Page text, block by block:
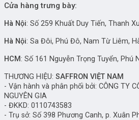
Cửa hàng trưng bày:
Hà Nội: Số 259 Khuất Duy Tiến, Thanh
Hà Nội: Sa Đôi, Phú Đô, Nam Từ Liêm,
HCM : Số 161 Nguyễn Trọng Tuyển, Phú
THƯƠNG HIỆU: SAFFRON VIỆT NAM
- Vận hành và phân phối bởi: CÔNG TY
NGUYÊN GIA
- ĐKKD: 0110743583
- Trụ sở: Số 398 Phương Canh, p. Xuân